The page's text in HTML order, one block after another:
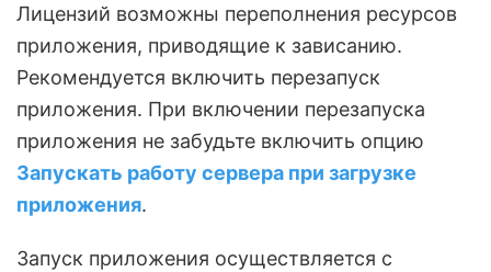
Лицензий возможны переполнения ресурсов
приложения, приводящие к зависанию.
Рекомендуется включить перезапуск
приложения. При включении перезапуска
приложения не забудьте включить опцию
Запускать работу сервера при загрузке
приложения.
Запуск приложения осуществляется с